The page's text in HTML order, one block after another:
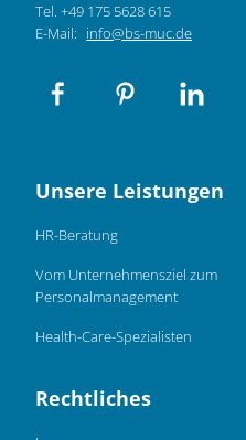
Tel. +49 175 5628 615
E-Mail: info@bs-muc.de
Unsere Leistungen
HR-Beratung
Vom Unternehmensziel zum
Personalmanagement
Health-Care-Spezialisten
Rechtliches